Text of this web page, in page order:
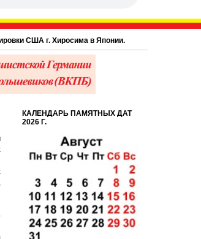
США г. Хиросима в Японии.
КАЛЕНДАРЬ ПАМЯТНЫХ ДАТ
2026 Г.